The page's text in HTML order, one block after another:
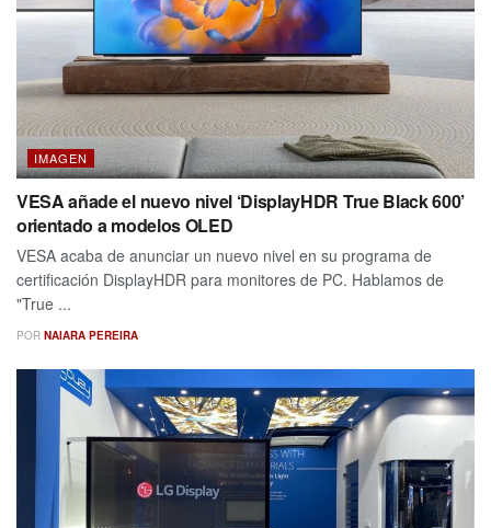
IMAGEN
VESA añade el nuevo nivel ‘DisplayHDR True Black 600’
orientado a modelos OLED
VESA acaba de anunciar un nuevo nivel en su programa de
certificación DisplayHDR para monitores de PC. Hablamos de
"True ...
POR NAIARA PEREIRA